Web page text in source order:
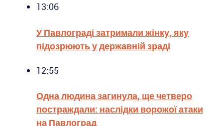
13:06
У Павлограді затримали жінку, яку
підозрюють у державній зраді
12:55
Одна людина загинула, ще четверо
постраждали: наслідки ворожої атаки
на Павлоград